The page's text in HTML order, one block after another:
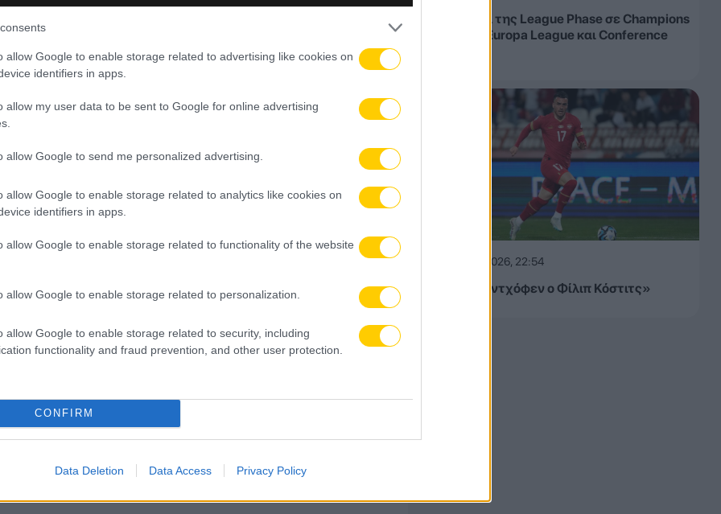
allow Google to enable storage related to advertising like cookies on
identifiers in apps.
allow my user data to be sent to Google for online advertising
allow Google to send me personalized advertising.
allow Google to enable storage related to analytics like cookies on
identifiers in apps.
allow Google to enable storage related to functionality of the website
allow Google to enable storage related to personalization.
allow Google to enable storage related to security, including
functionality and fraud prevention, and other user protection.
CONFIRM
Data Deletion Data Access Privacy Policy
για τη νέα σεζόν
τον κύριο Σάκοτα»
Τα έσοδα της League Phase σε Champions
League, Europa League και Conference
05.08.2026, 22:54
«Στην Αϊντχόφεν ο Φίλιπ Κόστιτς»